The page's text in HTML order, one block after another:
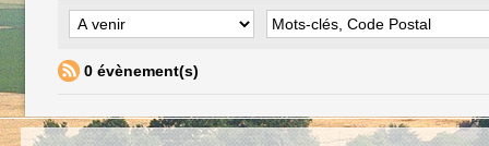
0 évènement(s)